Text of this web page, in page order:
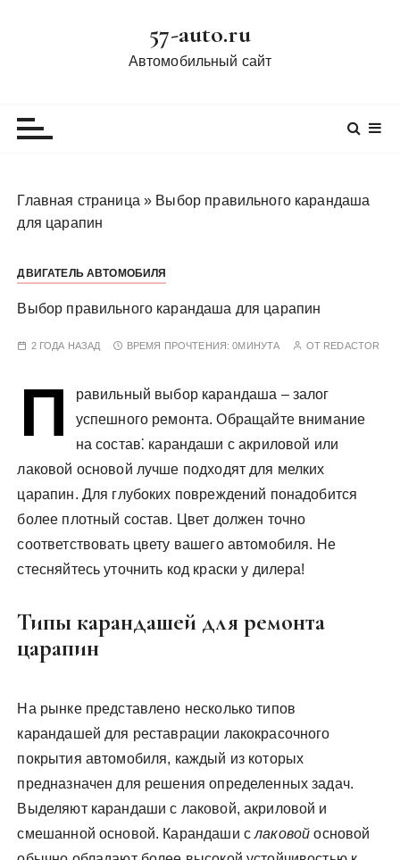
57-auto.ru
Автомобильный сайт
Главная страница » Выбор правильного карандаша
для царапин
ДВИГАТЕЛЬ АВТОМОБИЛЯ
Выбор правильного карандаша для царапин
2 ГОДА НАЗАД ВРЕМЯ ПРОЧТЕНИЯ:0МИНУТА ОТ REDACTOR
П
равильный выбор карандаша – залог
успешного ремонта. Обращайте внимание
на состав⁚ карандаши с акриловой или
лаковой основой лучше подходят для мелких
царапин. Для глубоких повреждений понадобится
более плотный состав. Цвет должен точно
соответствовать цвету вашего автомобиля. Не
стесняйтесь уточнить код краски у дилера!
Типы карандашей для ремонта
царапин
На рынке представлено несколько типов
карандашей для реставрации лакокрасочного
покрытия автомобиля, каждый из которых
предназначен для решения определенных задач.
Выделяют карандаши с лаковой, акриловой и
смешанной основой. Карандаши слаковой основой